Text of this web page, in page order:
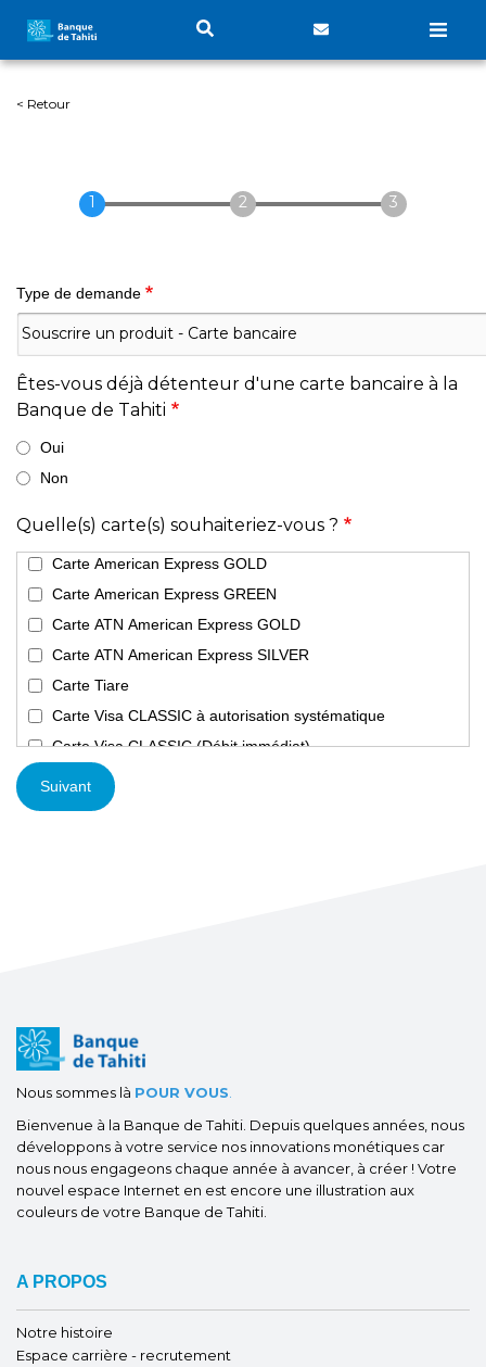
contenu
< Retour
Type de demande
Êtes-vous déjà détenteur d'une carte bancaire à la
Banque de Tahiti
Oui
Non
Quelle(s) carte(s) souhaiteriez-vous ?
Carte American Express GOLD
Carte American Express GREEN
Carte ATN American Express GOLD
Carte ATN American Express SILVER
Carte Tiare
Carte Visa CLASSIC à autorisation systématique
Carte Visa CLASSIC (Débit immédiat)
Carte Visa CLASSIC (Débit différé)
Carte Visa PREMIER (Débit immédiat)
Suivant
Nous sommes là POUR VOUS
Bienvenue à la Banque de Tahiti. Depuis quelques années, nous
développons à votre service nos innovations monétiques car
nous nous engageons chaque année à avancer, à créer ! Votre
nouvel espace Internet en est encore une illustration aux
couleurs de votre Banque de Tahiti.
A PROPOS
Notre histoire
Espace carrière - recrutement